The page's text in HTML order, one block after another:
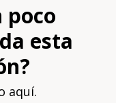
poco
esta
aquí.